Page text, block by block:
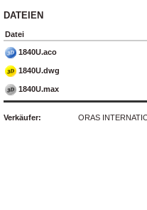
DATEIEN
Datei
1840U.aco
1840U.dwg
1840U.max
Verkäufer: ORAS